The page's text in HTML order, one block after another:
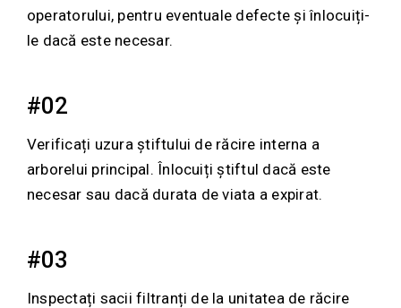
operatorului, pentru eventuale defecte și înlocuiți-
le dacă este necesar.
#02
Verificați uzura știftului de răcire interna a
arborelui principal. Înlocuiți știftul dacă este
necesar sau dacă durata de viata a expirat.
#03
Inspectați sacii filtranți de la unitatea de răcire